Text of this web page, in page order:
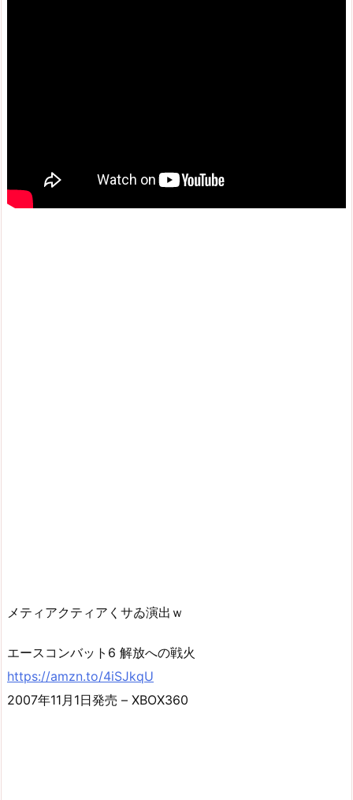
メティアクティアくサゐ演出ｗ
エースコンバット6 解放への戦火
https://amzn.to/4iSJkqU
2007年11月1日発売 – XBOX360